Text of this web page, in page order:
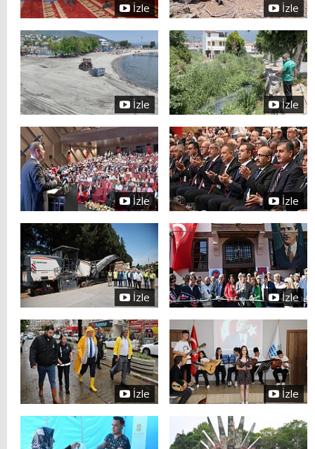
İzle İzle
İzle İzle
İzle İzle
İzle İzle
İzle İzle